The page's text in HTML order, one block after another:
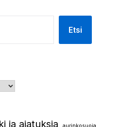
Etsi
ja ajatuksia